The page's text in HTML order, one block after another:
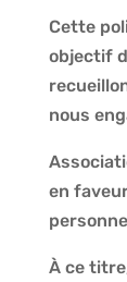
Cette
objectif
nous
en
À ce